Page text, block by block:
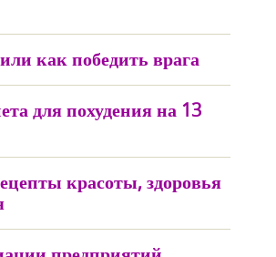
как победить врага
для похудения на 13
красоты, здоровья